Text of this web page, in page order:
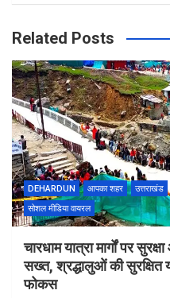
Related Posts
DEHARDUN आपका शहर उत्तराखंड
सोशल मीडिया वायरल
चारधाम यात्रा मार्गों पर
सख्त, श्रद्धालुओं की सुरक्षित
फोकस